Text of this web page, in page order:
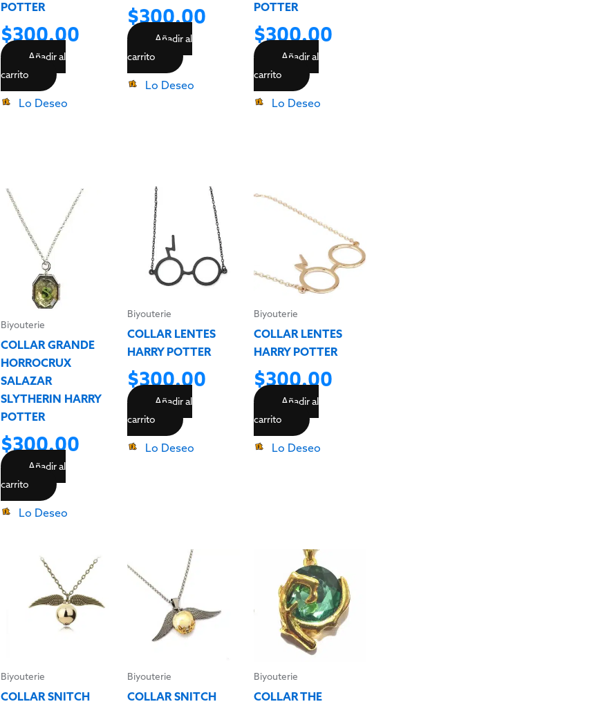
POTTER
$300.00
Añadir al
carrito
Lo Deseo
$300.00
Añadir al
carrito
Lo Deseo
POTTER
$300.00
Añadir al
carrito
Lo Deseo
Biyouterie
COLLAR GRANDE
HORROCRUX
SALAZAR
SLYTHERIN HARRY
POTTER
$300.00
Añadir al
carrito
Lo Deseo
Biyouterie
COLLAR LENTES
HARRY POTTER
$300.00
Añadir al
carrito
Lo Deseo
Biyouterie
COLLAR LENTES
HARRY POTTER
$300.00
Añadir al
carrito
Lo Deseo
Biyouterie
COLLAR SNITCH
Biyouterie
COLLAR SNITCH
Biyouterie
COLLAR THE